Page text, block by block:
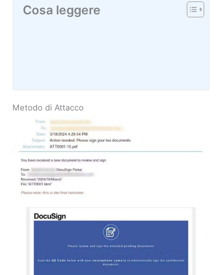
Cosa leggere
Metodo di Attacco